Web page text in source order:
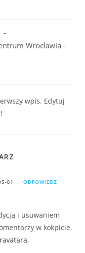
Wrocławia -
wpis. Edytuj
01 ODPOWIEDZ
i usuwaniem
w kokpicie.
.